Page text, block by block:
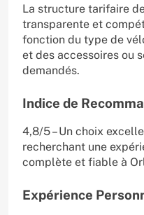
La structure tarifaire
transparente et
fonction du type de
et des accessoires ou
demandés.
Indice de
4,8/5 – Un choix
recherchant une
complète et fiable à
Expérience